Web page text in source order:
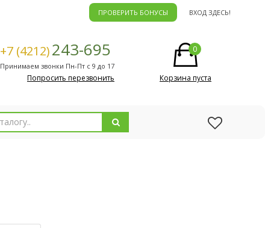
ПРОВЕРИТЬ БОНУСЫ ВХОД ЗДЕСЬ!
+7 (4212)243-695
Принимаем звонки Пн-Пт с 9 до 17
Попросить перезвонить
0
Корзина пуста